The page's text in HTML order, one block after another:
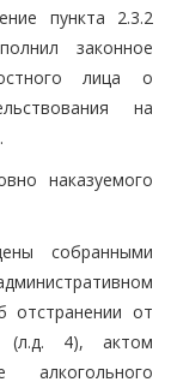
пункта 2.3.2
законное
лица о
на
наказуемого
собранными
отстранении от
(л.д. 4), актом
алкогольного